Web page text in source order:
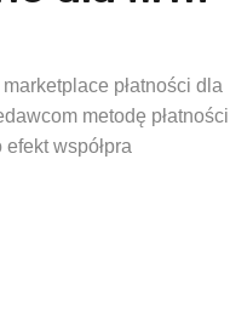
płatności dla
metodę płatności
współpra